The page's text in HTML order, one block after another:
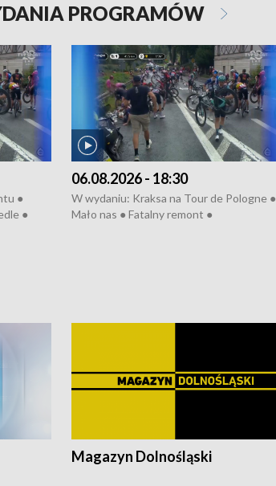
PROGRAMÓW
●
●
06.08.2026 - 18:30
W wydaniu: Kraksa na Tour de Pologne ●
Mało nas ● Fatalny remont ●
Magazyn Dolnośląski